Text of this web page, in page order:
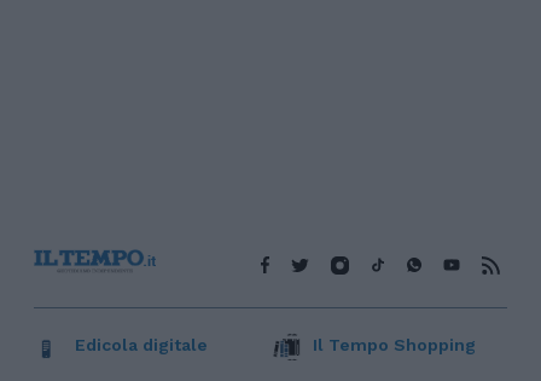
Edicola digitale Il Tempo Shopping